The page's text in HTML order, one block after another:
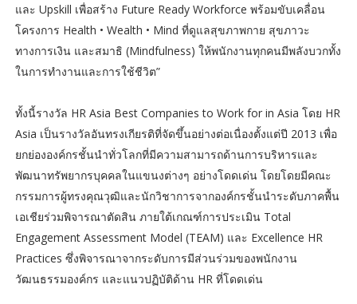
และ Upskill เพื่อสร้าง Future Ready Workforce พร้อมขับเคลื่อน
โครงการ Health • Wealth • Mind ที่ดูแลสุขภาพกาย สุขภาวะ
ทางการเงิน และสมาธิ (Mindfulness) ให้พนักงานทุกคนมีพลังบวกทั้ง
ในการทำงานและการใช้ชีวิต”
ทั้งนี้รางวัล HR Asia Best Companies to Work for in Asia โดย HR
Asia เป็นรางวัลอันทรงเกียรติที่จัดขึ้นอย่างต่อเนื่องตั้งแต่ปี 2013 เพื่อ
ยกย่ององค์กรชั้นนำทั่วโลกที่มีความสามารถด้านการบริหารและ
พัฒนาทรัพยากรบุคคลในแขนงต่างๆ อย่างโดดเด่น โดยโดยมีคณะ
กรรมการผู้ทรงคุณวุฒิและนักวิชาการจากองค์กรชั้นนำระดับภาคพื้น
เอเชียร่วมพิจารณาตัดสิน ภายใต้เกณฑ์การประเมิน Total
Engagement Assessment Model (TEAM) และ Excellence HR
Practices ซึ่งพิจารณาจากระดับการมีส่วนร่วมของพนักงาน
วัฒนธรรมองค์กร และแนวปฏิบัติด้าน HR ที่โดดเด่น